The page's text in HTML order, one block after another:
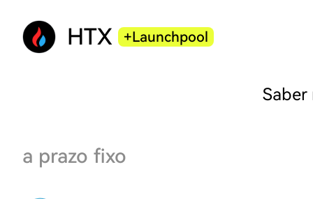
HTX +Launchpool
Saber
a prazo fixo